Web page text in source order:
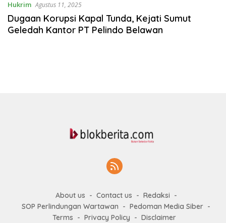
Hukrim Agustus 11, 2025
Dugaan Korupsi Kapal Tunda, Kejati Sumut
Geledah Kantor PT Pelindo Belawan
About us Contact us
Redaksi
SOP Perlindungan Wartawan
Pedoman Media Siber
Terms
Privacy Policy
Disclaimer